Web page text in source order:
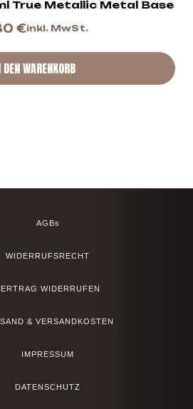
True Metallic Metal Base
€inkl. MwSt.
DEN WARENKORB
AGBs
WIDERRUFSRECHT
WIDERRUFEN
& VERSANDKOSTEN
IMPRESSUM
DATENSCHUTZ